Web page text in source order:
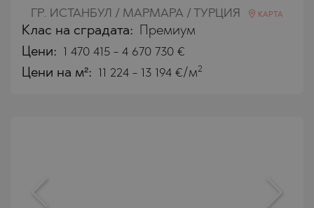
ГР. ИСТАНБУЛ / МАРМАРА / ТУРЦИЯ КАРТА
Клас на сградата: Премиум
Цени: 1 470 415 - 4 670 730 €
Цени на м²: 11 224 - 13 194 €/м2